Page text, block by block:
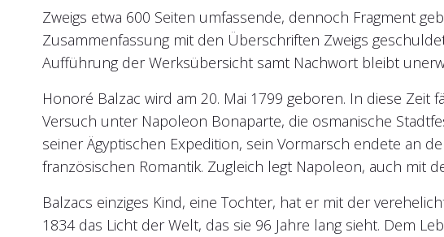
Zweigs etwa 600 Seiten umfassende, dennoch Fragment
Zusammenfassung mit den Überschriften Zweigs
Aufführung der Werksübersicht samt Nachwort bleibt
Honoré Balzac wird am 20. Mai 1799 geboren. In diese
Versuch unter Napoleon Bonaparte, die osmanische
seiner Ägyptischen Expedition, sein Vormarsch endete an
französischen Romantik. Zugleich legt Napoleon, auch mit
Balzacs einziges Kind, eine Tochter, hat er mit der
1834 das Licht der Welt, das sie 96 Jahre lang sieht. Dem